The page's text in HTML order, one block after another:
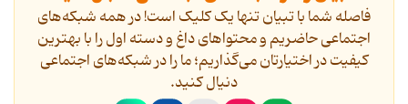
فاصله شما با تبیان تنها یک کلیک است! در همه شبکه‌های
اجتماعی حاضریم و محتواهای داغ و دسته اول را با بهترین
کیفیت در اختیارتان می‌گذاریم؛ ما را در شبکه‌های اجتماعی
دنیال کنید.